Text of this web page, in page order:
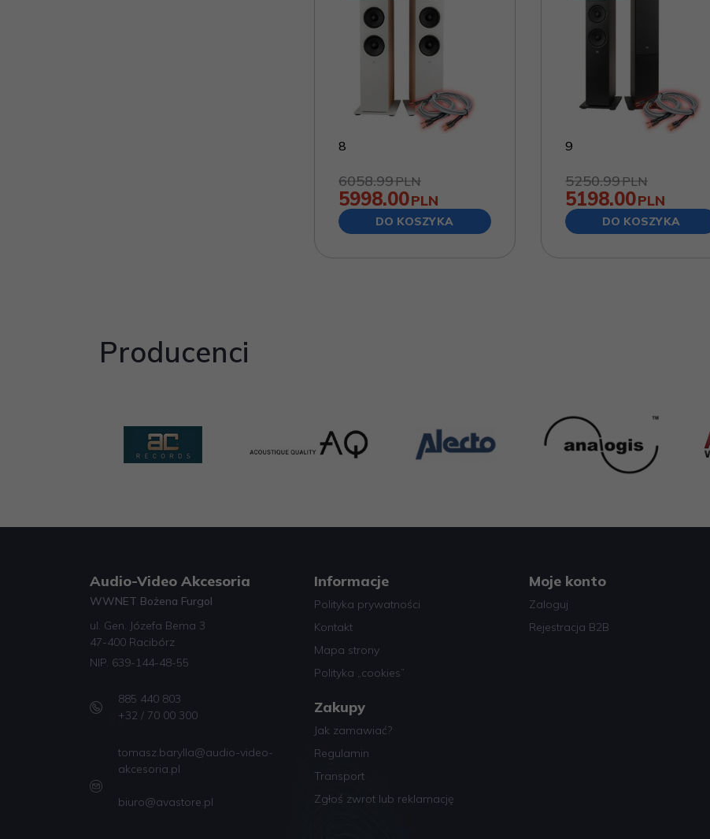
8
6058.99PLN
5998.00PLN
DO KOSZYKA
9
5250.99PLN
5198.00PLN
DO KOSZYKA
Producenci
Audio-Video Akcesoria
WWNET Bożena Furgol
ul. Gen. Józefa Bema 3
47-400 Racibórz
NIP. 639-144-48-55
885 440 803
+32 / 70 00 300
tomasz.barylla@audio-video-
akcesoria.pl
biuro@avastore.pl
Informacje
Polityka prywatności
Kontakt
Mapa strony
Polityka „cookies”
Zakupy
Jak zamawiać?
Regulamin
Transport
Zgłoś zwrot lub reklamację
Moje konto
Zaloguj
Rejestracja B2B